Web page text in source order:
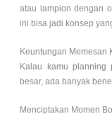
atau lampion dengan
ini bisa jadi konsep
Keuntungan Memesan
Kalau kamu planning
besar, ada banyak
Menciptakan Momen